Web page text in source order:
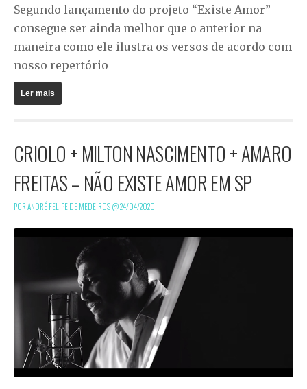
Segundo lançamento do projeto “Existe Amor”
consegue ser ainda melhor que o anterior na
maneira como ele ilustra os versos de acordo com
nosso repertório
Ler mais
CRIOLO + MILTON NASCIMENTO + AMARO
FREITAS – NÃO EXISTE AMOR EM SP
POR ANDRÉ FELIPE DE MEDEIROS @24/04/2020